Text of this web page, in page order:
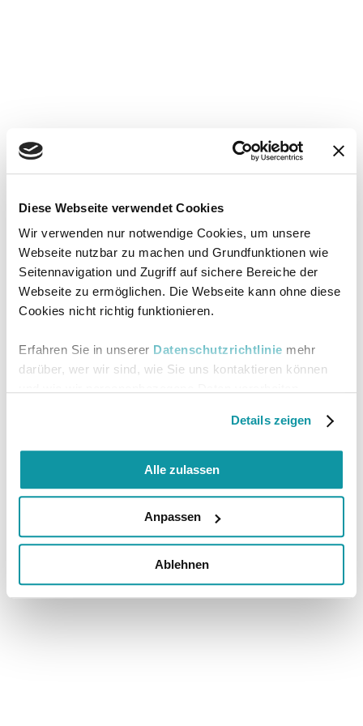
Diese Webseite verwendet Cookies
Wir verwenden nur notwendige Cookies, um unsere
Webseite nutzbar zu machen und Grundfunktionen wie
Seitennavigation und Zugriff auf sichere Bereiche der
Webseite zu ermöglichen. Die Webseite kann ohne diese
Cookies nicht richtig funktionieren.
Erfahren Sie in unserer Datenschutzrichtlinie mehr
darüber, wer wir sind, wie Sie uns kontaktieren können
Details zeigen
Alle zulassen
Anpassen
Ablehnen